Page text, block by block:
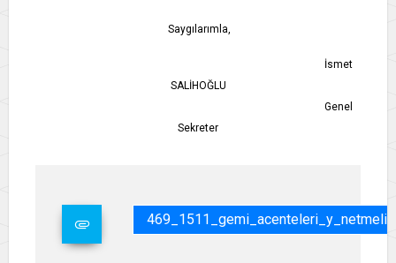
Saygılarımla,
İsmet
SALİHOĞLU
Genel
Sekreter